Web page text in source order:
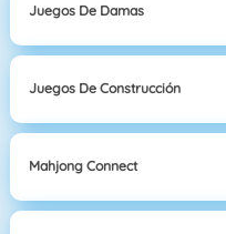
Juegos De Damas
Juegos De Construcción
Mahjong Connect